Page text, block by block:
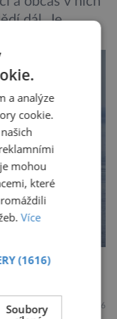
dál. Je
může
dítěte. Právě
nová
28.7.2026
a analýze
cookie.
mohou
které
Více
(1616)
Soubory